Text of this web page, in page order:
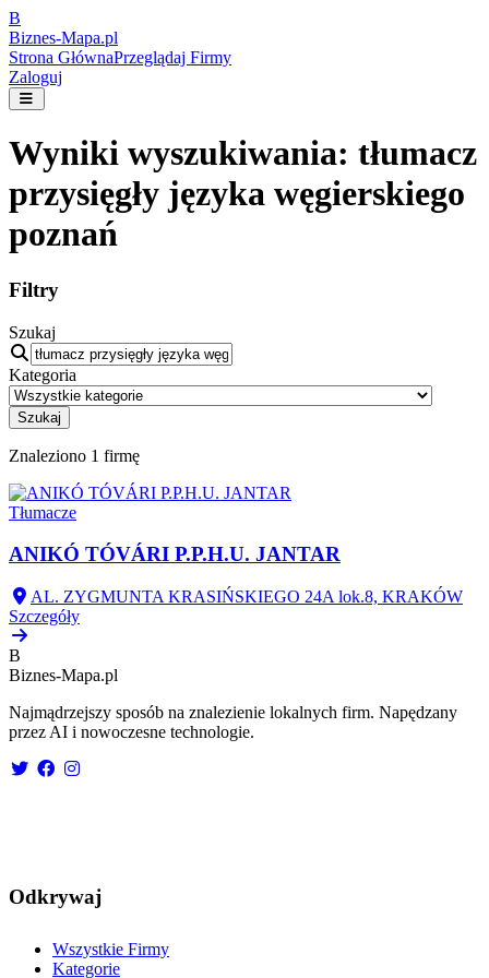
B
Biznes-Mapa.pl
Strona GłównaPrzeglądaj Firmy
Zaloguj
Wyniki wyszukiwania: tłumacz
przysięgły języka węgierskiego
poznań
Filtry
Szukaj
Kategoria
Szukaj
Znaleziono 1 firmę
Tłumacze
ANIKÓ TÓVÁRI P.P.H.U. JANTAR
AL. ZYGMUNTA KRASIŃSKIEGO 24A lok.8, KRAKÓW
Szczegóły
B
Biznes-Mapa.pl
Najmądrzejszy sposób na znalezienie lokalnych firm. Napędzany
przez AI i nowoczesne technologie.
Odkrywaj
Wszystkie Firmy
Kategorie